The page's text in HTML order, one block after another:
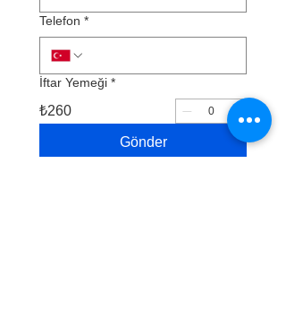
Telefon *
İftar Yemeği *
₺260
Gönder